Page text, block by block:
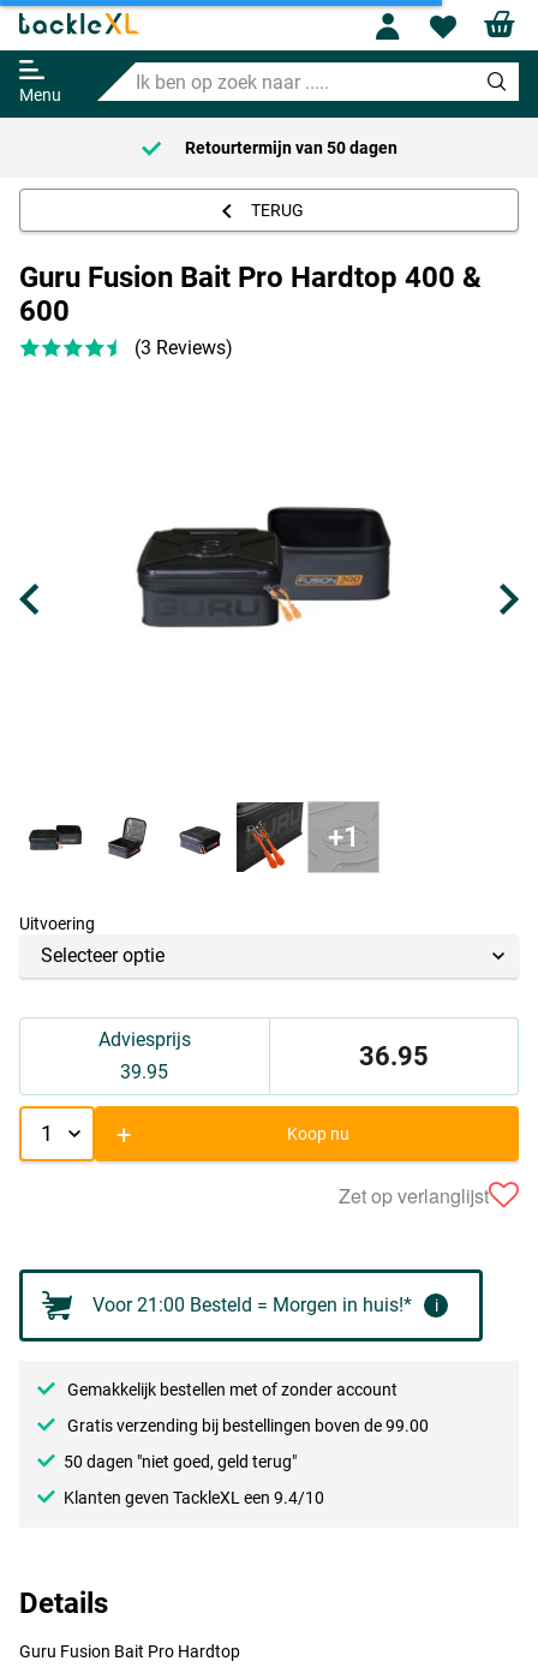
Menu
Ik
ben
op
zoek
naar
Profile
Guru Fusion Bait Pro Hardtop 400
& 600
Adviesprijs
39.95
36.95
Retourtermijn van 50 dagen
TERUG
Guru Fusion Bait Pro Hardtop 400 &
600
(3 Reviews)
Uitvoering
Adviesprijs
39.95
36.95
+ Koop nu
Zet op verlanglijst
Voor 21:00 Besteld = Morgen in huis!* i
Gemakkelijk bestellen met of zonder account
Gratis verzending bij bestellingen boven de 99.00
50 dagen "niet goed, geld terug"
Klanten geven TackleXL een 9.4/10
Details
Guru Fusion Bait Pro Hardtop